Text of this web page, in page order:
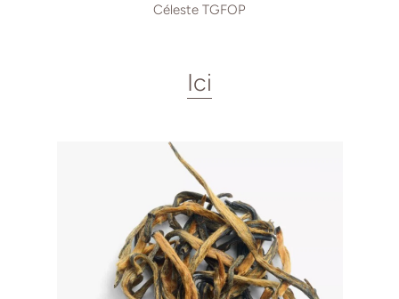
Céleste TGFOP
Ici